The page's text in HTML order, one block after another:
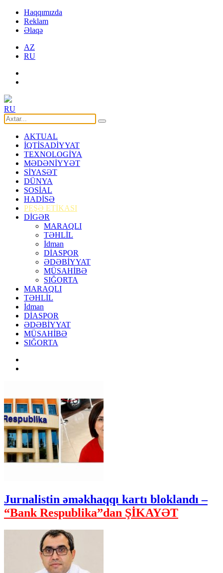
Haqqımızda
Reklam
Əlaqə
AZ
RU
RU
AKTUAL
İQTİSADİYYAT
TEXNOLOGİYA
MƏDƏNİYYƏT
SİYASƏT
DÜNYA
SOSİAL
HADİSƏ
PEŞƏ ETİKASI
DİGƏR
MARAQLI
TƏHLİL
İdman
DİASPOR
ƏDƏBİYYAT
MÜSAHİBƏ
SIĞORTA
MARAQLI
TƏHLİL
İdman
DİASPOR
ƏDƏBİYYAT
MÜSAHİBƏ
SIĞORTA
Jurnalistin əməkhaqqı kartı bloklandı –
“Bank Respublika”dan ŞİKAYƏT